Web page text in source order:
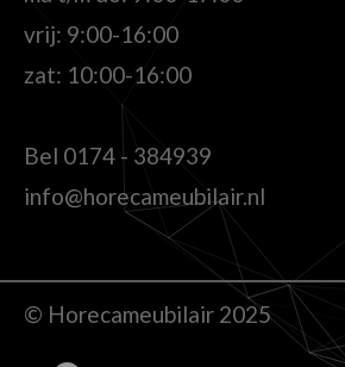
vrij: 9:00-16:00
zat: 10:00-16:00
Bel 0174 - 384939
info@horecameubilair.nl
© Horecameubilair 2025